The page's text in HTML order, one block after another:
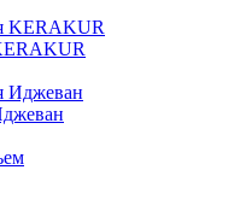
KERAKUR
Иджеван